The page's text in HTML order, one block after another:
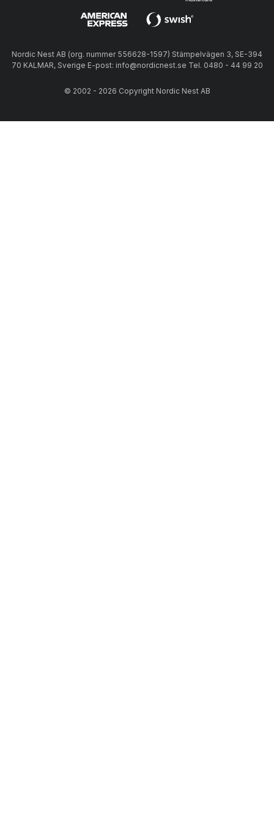
Nordic Nest AB (org. nummer 556628-1597) Stämpelvägen 3, SE-394
70 KALMAR, Sverige E-post: info@nordicnest.se Tel. 0480 - 44 99 20
© 2002 - 2026 Copyright Nordic Nest AB